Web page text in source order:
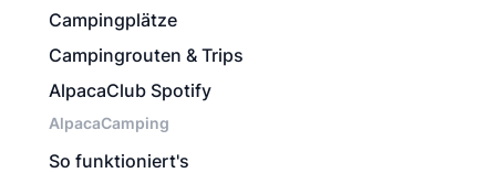
Campingplätze
Campingrouten & Trips
AlpacaClub Spotify
AlpacaCamping
So funktioniert's